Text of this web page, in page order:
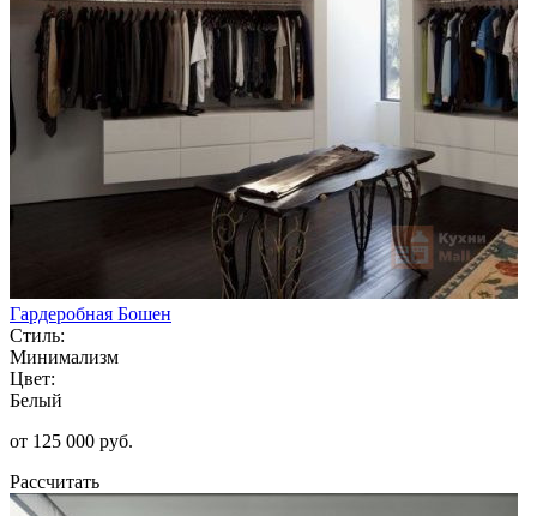
Гардеробная Бошен
Стиль:
Минимализм
Цвет:
Белый
от 125 000 руб.
Рассчитать